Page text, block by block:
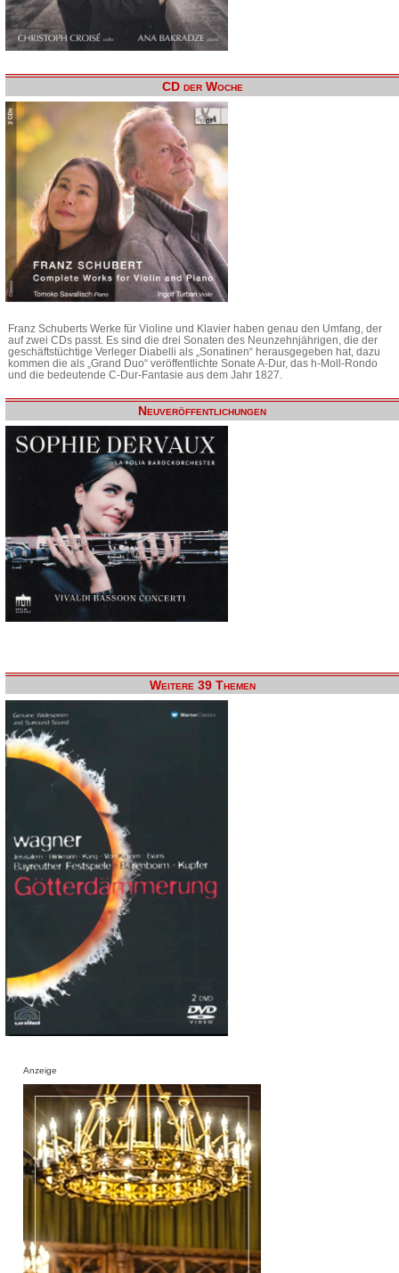
CD der Woche
Franz Schuberts Werke für Violine und Klavier haben genau den Umfang, der
auf zwei CDs passt. Es sind die drei Sonaten des Neunzehnjährigen, die der
geschäftstüchtige Verleger Diabelli als „Sonatinen“ herausgegeben hat, dazu
kommen die als „Grand Duo“ veröffentlichte Sonate A-Dur, das h-Moll-Rondo
und die bedeutende C-Dur-Fantasie aus dem Jahr 1827.
Neuveröffentlichungen
Weitere 39 Themen
Anzeige